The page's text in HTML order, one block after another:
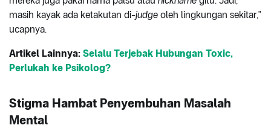
masih kayak ada ketakutan di-judge oleh lingkungan sekitar,"
ucapnya.
Artikel Lainnya: Selalu Terjebak Hubungan Toxic,
Perlukah ke Psikolog?
Stigma Hambat Penyembuhan Masalah
Mental